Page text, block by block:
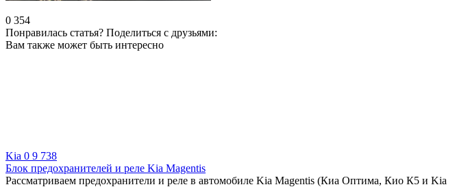
0 354
Понравилась статья? Поделиться с друзьями:
Вам также может быть интересно
Kia 0 9 738
Блок предохранителей и реле Kia Magentis
Рассматриваем предохранители и реле в автомобиле Kia Magentis (Киа Оптима, Кио К5 и Kia